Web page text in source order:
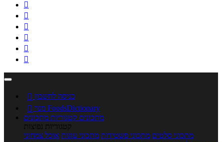






 כניסה לחשבון

מנוי FoodsDictionary
מתכונים קטגוריות מתכונים
קטגוריות נפוצות
מתכוני סלטים מתכוני פשטידות מתכוני עוגות אוכל צמחוני